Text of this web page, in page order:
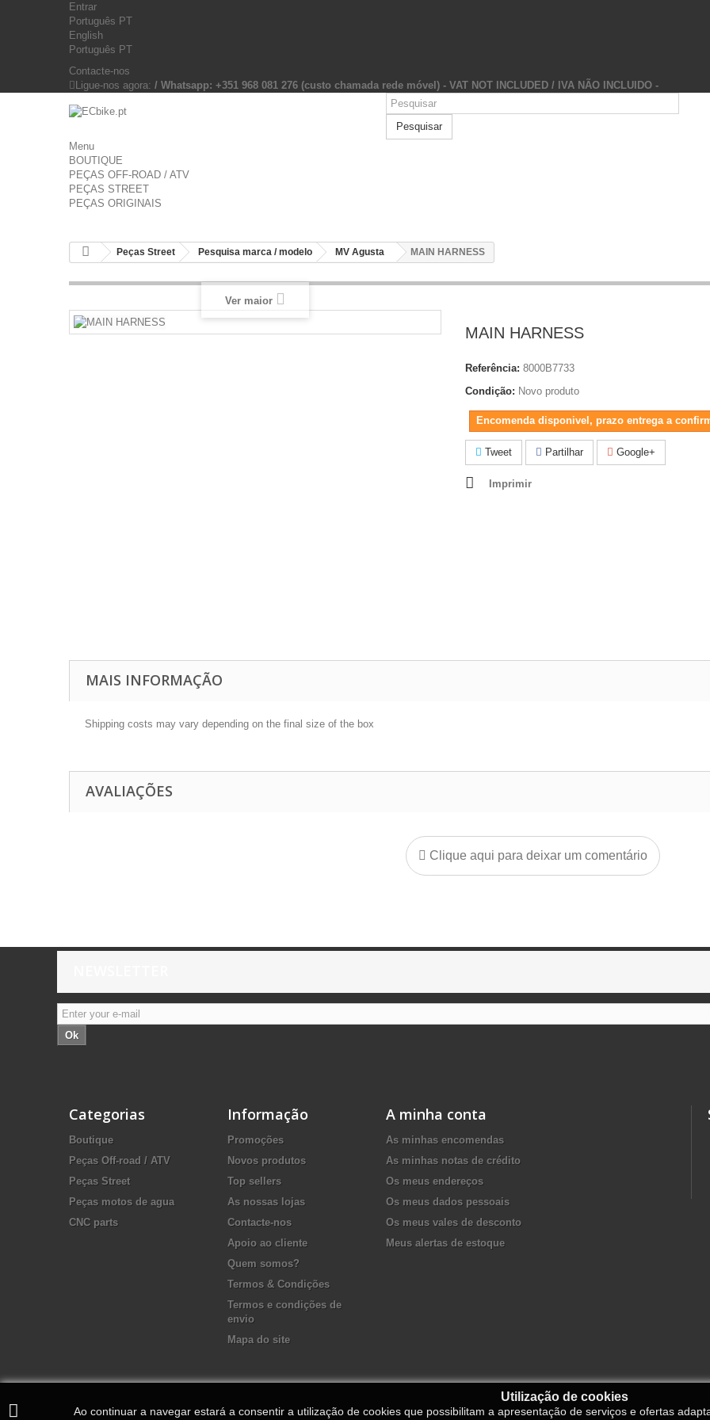
Entrar
Português PT
English
Português PT
Contacte-nos
Ligue-nos agora: / Whatsapp: +351 968 081 276 (custo chamada rede móvel) - VAT NOT INCLUDED / IVA NÃO INCLUIDO -
Pesquisar
Menu
BOUTIQUE
PEÇAS OFF-ROAD / ATV
PEÇAS STREET
PEÇAS ORIGINAIS
Peças Street Pesquisa marca / modelo MV Agusta MAIN HARNESS
Ver maior
MAIN HARNESS
Referência: 8000B7733
Condição: Novo produto
Encomenda disponivel, prazo entrega a
Tweet Partilhar Google+
Imprimir
MAIS INFORMAÇÃO
Shipping costs may vary depending on the final size of the box
AVALIAÇÕES
Clique aqui para deixar um comentário
Ok
Categorias
Boutique
Peças Off-road / ATV
Peças Street
Peças motos de agua
CNC parts
Informação
Promoções
Novos produtos
Top sellers
As nossas lojas
Contacte-nos
Apoio ao cliente
Quem somos?
Termos & Condições
Termos e condições de
envio
Mapa do site
A minha conta
As minhas encomendas
As minhas notas de crédito
Os meus endereços
Os meus dados pessoais
Os meus vales de desconto
Meus alertas de estoque
Utilização de cookies
Ao continuar a navegar estará a consentir a utilização de cookies que possibilitam a apresentação de serviços e ofertas